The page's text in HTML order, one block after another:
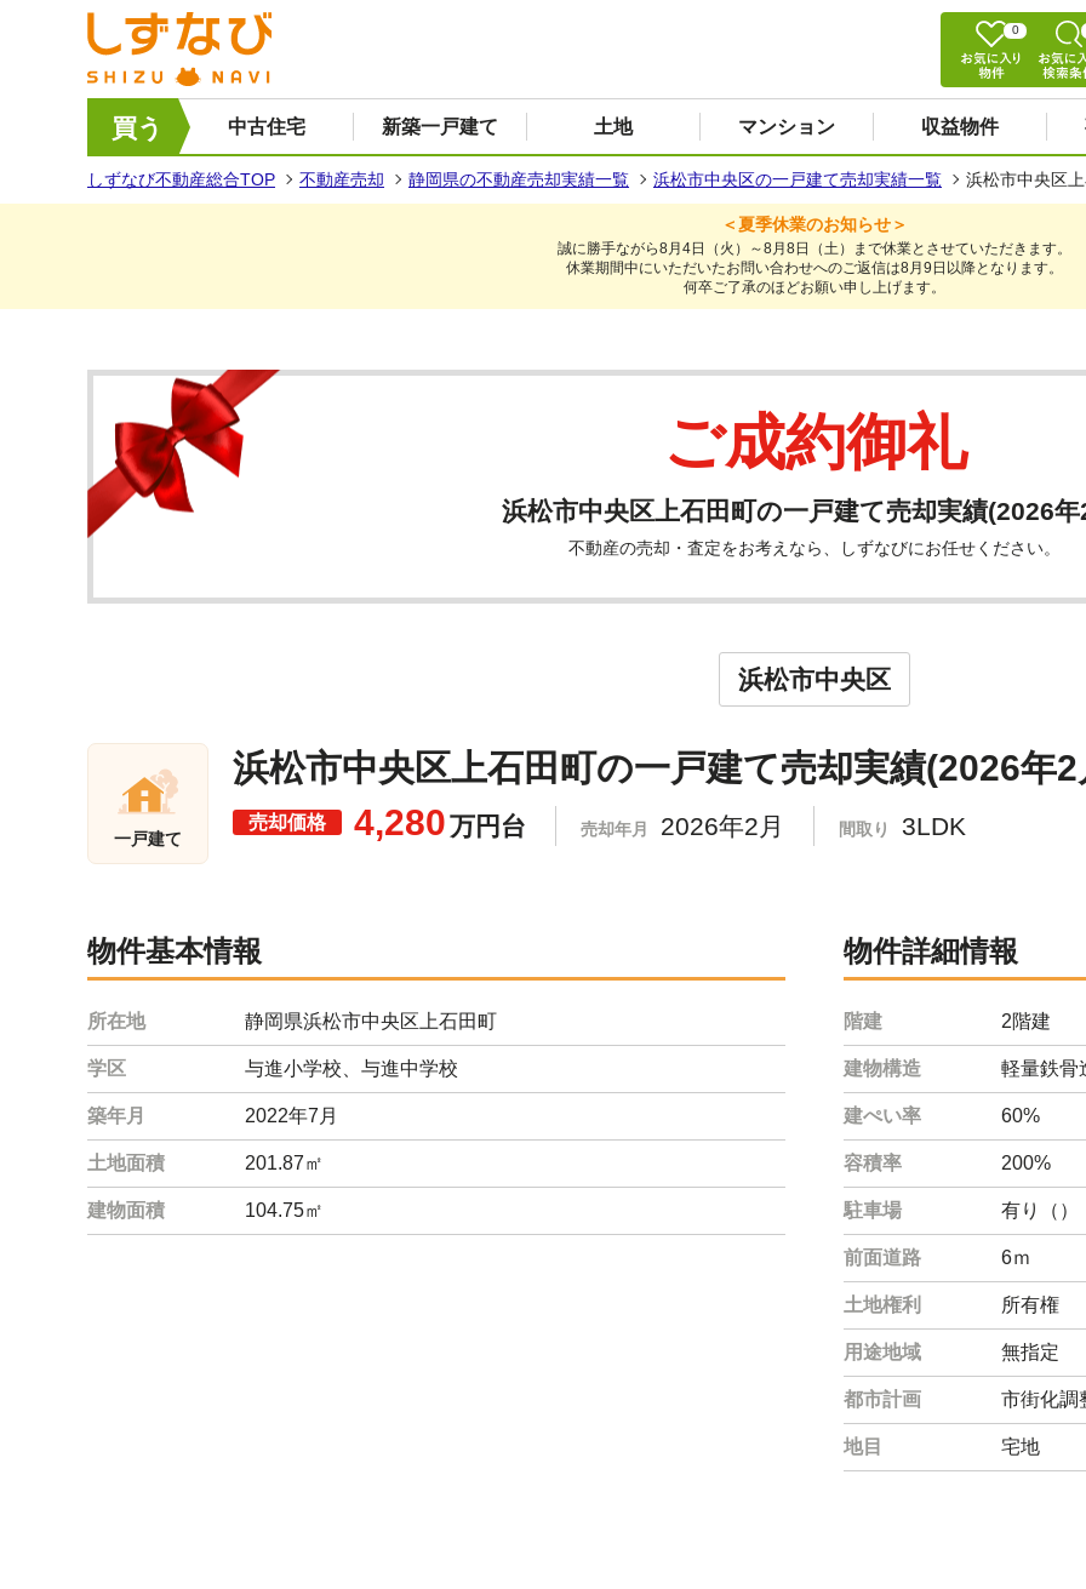
0
買う 中古住宅 新築一戸建て 土地 マンション 収益物件
しずなび不動産総合TOP 不動産売却 静岡県の不動産売却実績一覧 浜松市中央区の一戸建て売却実績一覧 浜松市中央区
＜夏季休業のお知らせ＞
誠に勝手ながら8月4日（火）～8月8日（土）まで休業とさせていただきます。
休業期間中にいただいたお問い合わせへのご返信は8月9日以降となります。
何卒ご了承のほどお願い申し上げます。
ご成約御礼
浜松市中央区上石田町の一戸建て売却実績(2026年
不動産の売却・査定をお考えなら、しずなびにお任せください。
浜松市中央区
一戸建て
浜松市中央区上石田町の一戸建て売却実績(2026年2
売却価格 4,280万円台 売却年月 2026年2月 間取り 3LDK
物件基本情報
所在地 静岡県浜松市中央区上石田町
学区 与進小学校、与進中学校
築年月 2022年7月
土地面積 201.87㎡
建物面積 104.75㎡
物件詳細情報
階建 2階建
建物構造 軽量鉄骨
建ぺい率 60%
容積率 200%
駐車場 有り（）
前面道路 6ｍ
土地権利 所有権
用途地域 無指定
都市計画 市街化調
地目 宅地